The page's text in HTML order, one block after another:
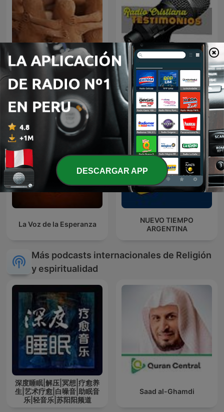
Vida Cristiana
Radio Cristiana
Testimonios
La Voz de la Esperanza
NUEVO TIEMPO
ARGENTINA
Más podcasts internacionales de Religión
y espiritualidad
深度睡眠|解压|冥想|疗愈养
生|艺术疗愈|白噪音|助眠音
乐|轻音乐|苏阳阳频道
Saad al-Ghamdi
DESCARGAR APP